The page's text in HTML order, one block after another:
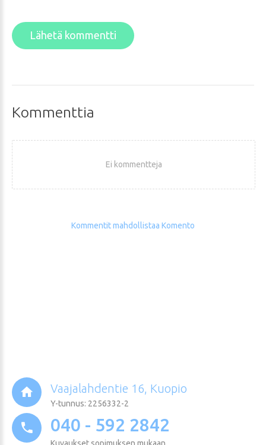
Lähetä kommentti
Kommenttia
Ei kommentteja
Kommentit mahdollistaa Komento
Vaajalahdentie 16, Kuopio
Y-tunnus: 2256332-2
040 - 592 2842